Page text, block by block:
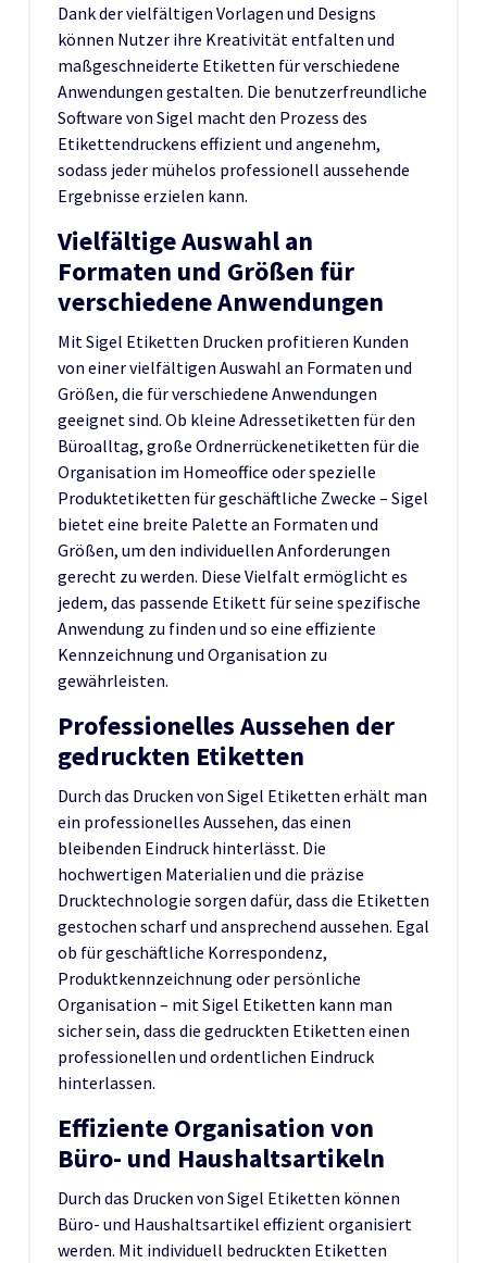
Dank der vielfältigen Vorlagen und Designs
können Nutzer ihre Kreativität entfalten und
maßgeschneiderte Etiketten für verschiedene
Anwendungen gestalten. Die benutzerfreundliche
Software von Sigel macht den Prozess des
Etikettendruckens effizient und angenehm,
sodass jeder mühelos professionell aussehende
Ergebnisse erzielen kann.
Vielfältige Auswahl an
Formaten und Größen für
verschiedene Anwendungen
Mit Sigel Etiketten Drucken profitieren Kunden
von einer vielfältigen Auswahl an Formaten und
Größen, die für verschiedene Anwendungen
geeignet sind. Ob kleine Adressetiketten für den
Büroalltag, große Ordnerrückenetiketten für die
Organisation im Homeoffice oder spezielle
Produktetiketten für geschäftliche Zwecke – Sigel
bietet eine breite Palette an Formaten und
Größen, um den individuellen Anforderungen
gerecht zu werden. Diese Vielfalt ermöglicht es
jedem, das passende Etikett für seine spezifische
Anwendung zu finden und so eine effiziente
Kennzeichnung und Organisation zu
gewährleisten.
Professionelles Aussehen der
gedruckten Etiketten
Durch das Drucken von Sigel Etiketten erhält man
ein professionelles Aussehen, das einen
bleibenden Eindruck hinterlässt. Die
hochwertigen Materialien und die präzise
Drucktechnologie sorgen dafür, dass die Etiketten
gestochen scharf und ansprechend aussehen. Egal
ob für geschäftliche Korrespondenz,
Produktkennzeichnung oder persönliche
Organisation – mit Sigel Etiketten kann man
sicher sein, dass die gedruckten Etiketten einen
professionellen und ordentlichen Eindruck
hinterlassen.
Effiziente Organisation von
Büro- und Haushaltsartikeln
Durch das Drucken von Sigel Etiketten können
Büro- und Haushaltsartikel effizient organisiert
werden. Mit individuell bedruckten Etiketten